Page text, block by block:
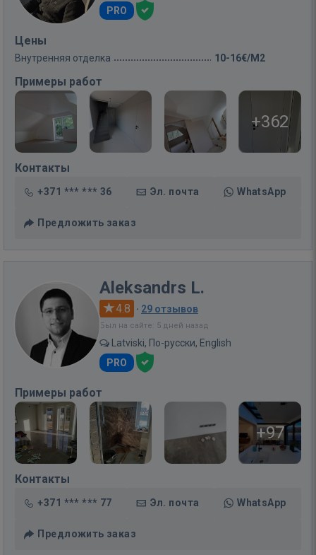
PRO
Цены
Внутренняя отделка 10-16€/M2
Примеры работ
+362
Контакты
+371 *** *** 36 Эл. почта WhatsApp
Предложить заказ
Aleksandrs L.
4.8 · 29 отзывов
Был на сайте: 5 дней назад
Latviski, По-русски, English
PRO
Примеры работ
+97
Контакты
+371 *** *** 77 Эл. почта WhatsApp
Предложить заказ